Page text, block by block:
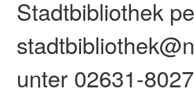
Stadtbibliothek
unter 02631-